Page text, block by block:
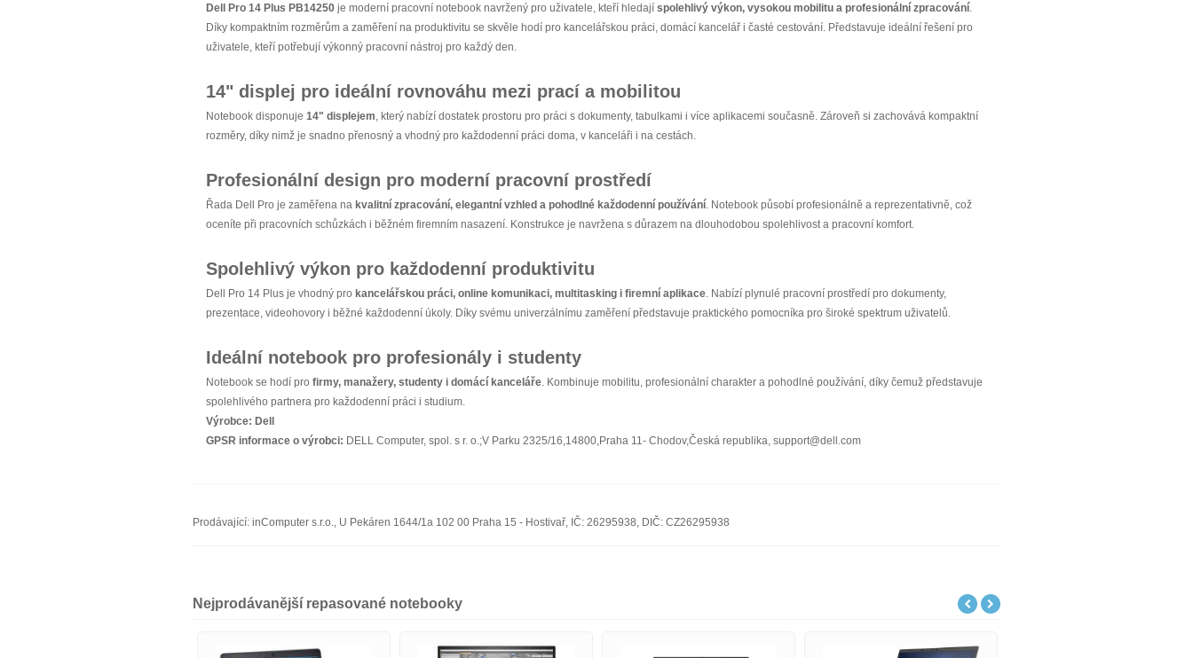
Dell Pro 14 Plus PB14250 je moderní pracovní notebook navržený pro uživatele, kteří hledají spolehlivý výkon, vysokou mobilitu a profesionální zpracování.
Díky kompaktním rozměrům a zaměření na produktivitu se skvěle hodí pro kancelářskou práci, domácí kancelář i časté cestování. Představuje ideální řešení pro
uživatele, kteří potřebují výkonný pracovní nástroj pro každý den.
14" displej pro ideální rovnováhu mezi prací a mobilitou
Notebook disponuje 14" displejem, který nabízí dostatek prostoru pro práci s dokumenty, tabulkami i více aplikacemi současně. Zároveň si zachovává kompaktní
rozměry, díky nimž je snadno přenosný a vhodný pro každodenní práci doma, v kanceláři i na cestách.
Profesionální design pro moderní pracovní prostředí
Řada Dell Pro je zaměřena na kvalitní zpracování, elegantní vzhled a pohodlné každodenní používání. Notebook působí profesionálně a reprezentativně, což
oceníte při pracovních schůzkách i běžném firemním nasazení. Konstrukce je navržena s důrazem na dlouhodobou spolehlivost a pracovní komfort.
Spolehlivý výkon pro každodenní produktivitu
Dell Pro 14 Plus je vhodný pro kancelářskou práci, online komunikaci, multitasking i firemní aplikace. Nabízí plynulé pracovní prostředí pro dokumenty,
prezentace, videohovory i běžné každodenní úkoly. Díky svému univerzálnímu zaměření představuje praktického pomocníka pro široké spektrum uživatelů.
Ideální notebook pro profesionály i studenty
Notebook se hodí pro firmy, manažery, studenty i domácí kanceláře. Kombinuje mobilitu, profesionální charakter a pohodlné používání, díky čemuž představuje
spolehlivého partnera pro každodenní práci i studium.
Výrobce: Dell
GPSR informace o výrobci: DELL Computer, spol. s r. o.;V Parku 2325/16,14800,Praha 11- Chodov,Česká republika, support@dell.com
Prodávající: inComputer s.r.o., U Pekáren 1644/1a 102 00 Praha 15 - Hostivař, IČ: 26295938, DIČ: CZ26295938
Nejprodávanější repasované notebooky